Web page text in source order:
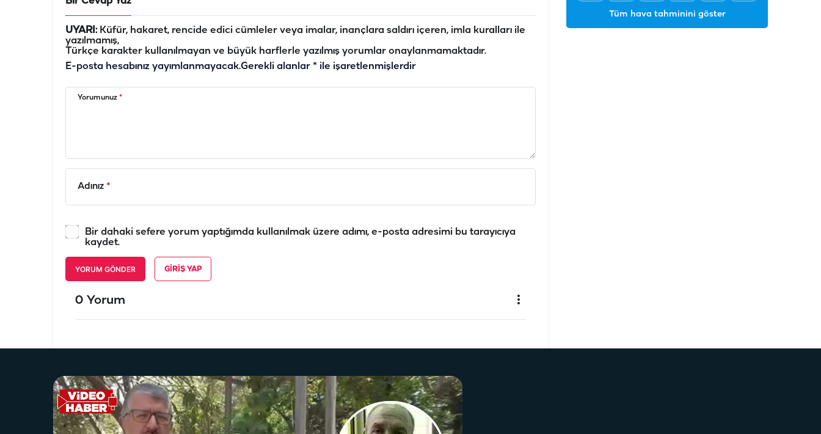
UYARI:Küfür, hakaret, rencide edici cümleler veya imalar, inançlara saldırı içeren, imla kuralları ile
yazılmamış,
Türkçe karakter kullanılmayan ve büyük harflerle yazılmış yorumlar onaylanmamaktadır.
E-posta hesabınız yayımlanmayacak.Gerekli alanlar * ile işaretlenmişlerdir
Yorumunuz *
Adınız *
Bir dahaki sefere yorum yaptığımda kullanılmak üzere adımı, e-posta adresimi bu tarayıcıya
kaydet.
YORUM GÖNDER GIRIŞ YAP
0 Yorum
Tüm hava tahminini göster